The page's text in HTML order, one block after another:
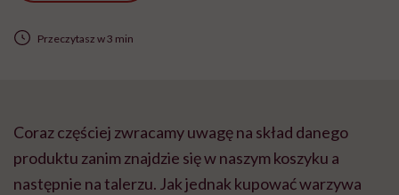
Przeczytasz w 3 min
Coraz częściej zwracamy uwagę na skład danego
produktu zanim znajdzie się w naszym koszyku a
następnie na talerzu. Jak jednak kupować warzywa